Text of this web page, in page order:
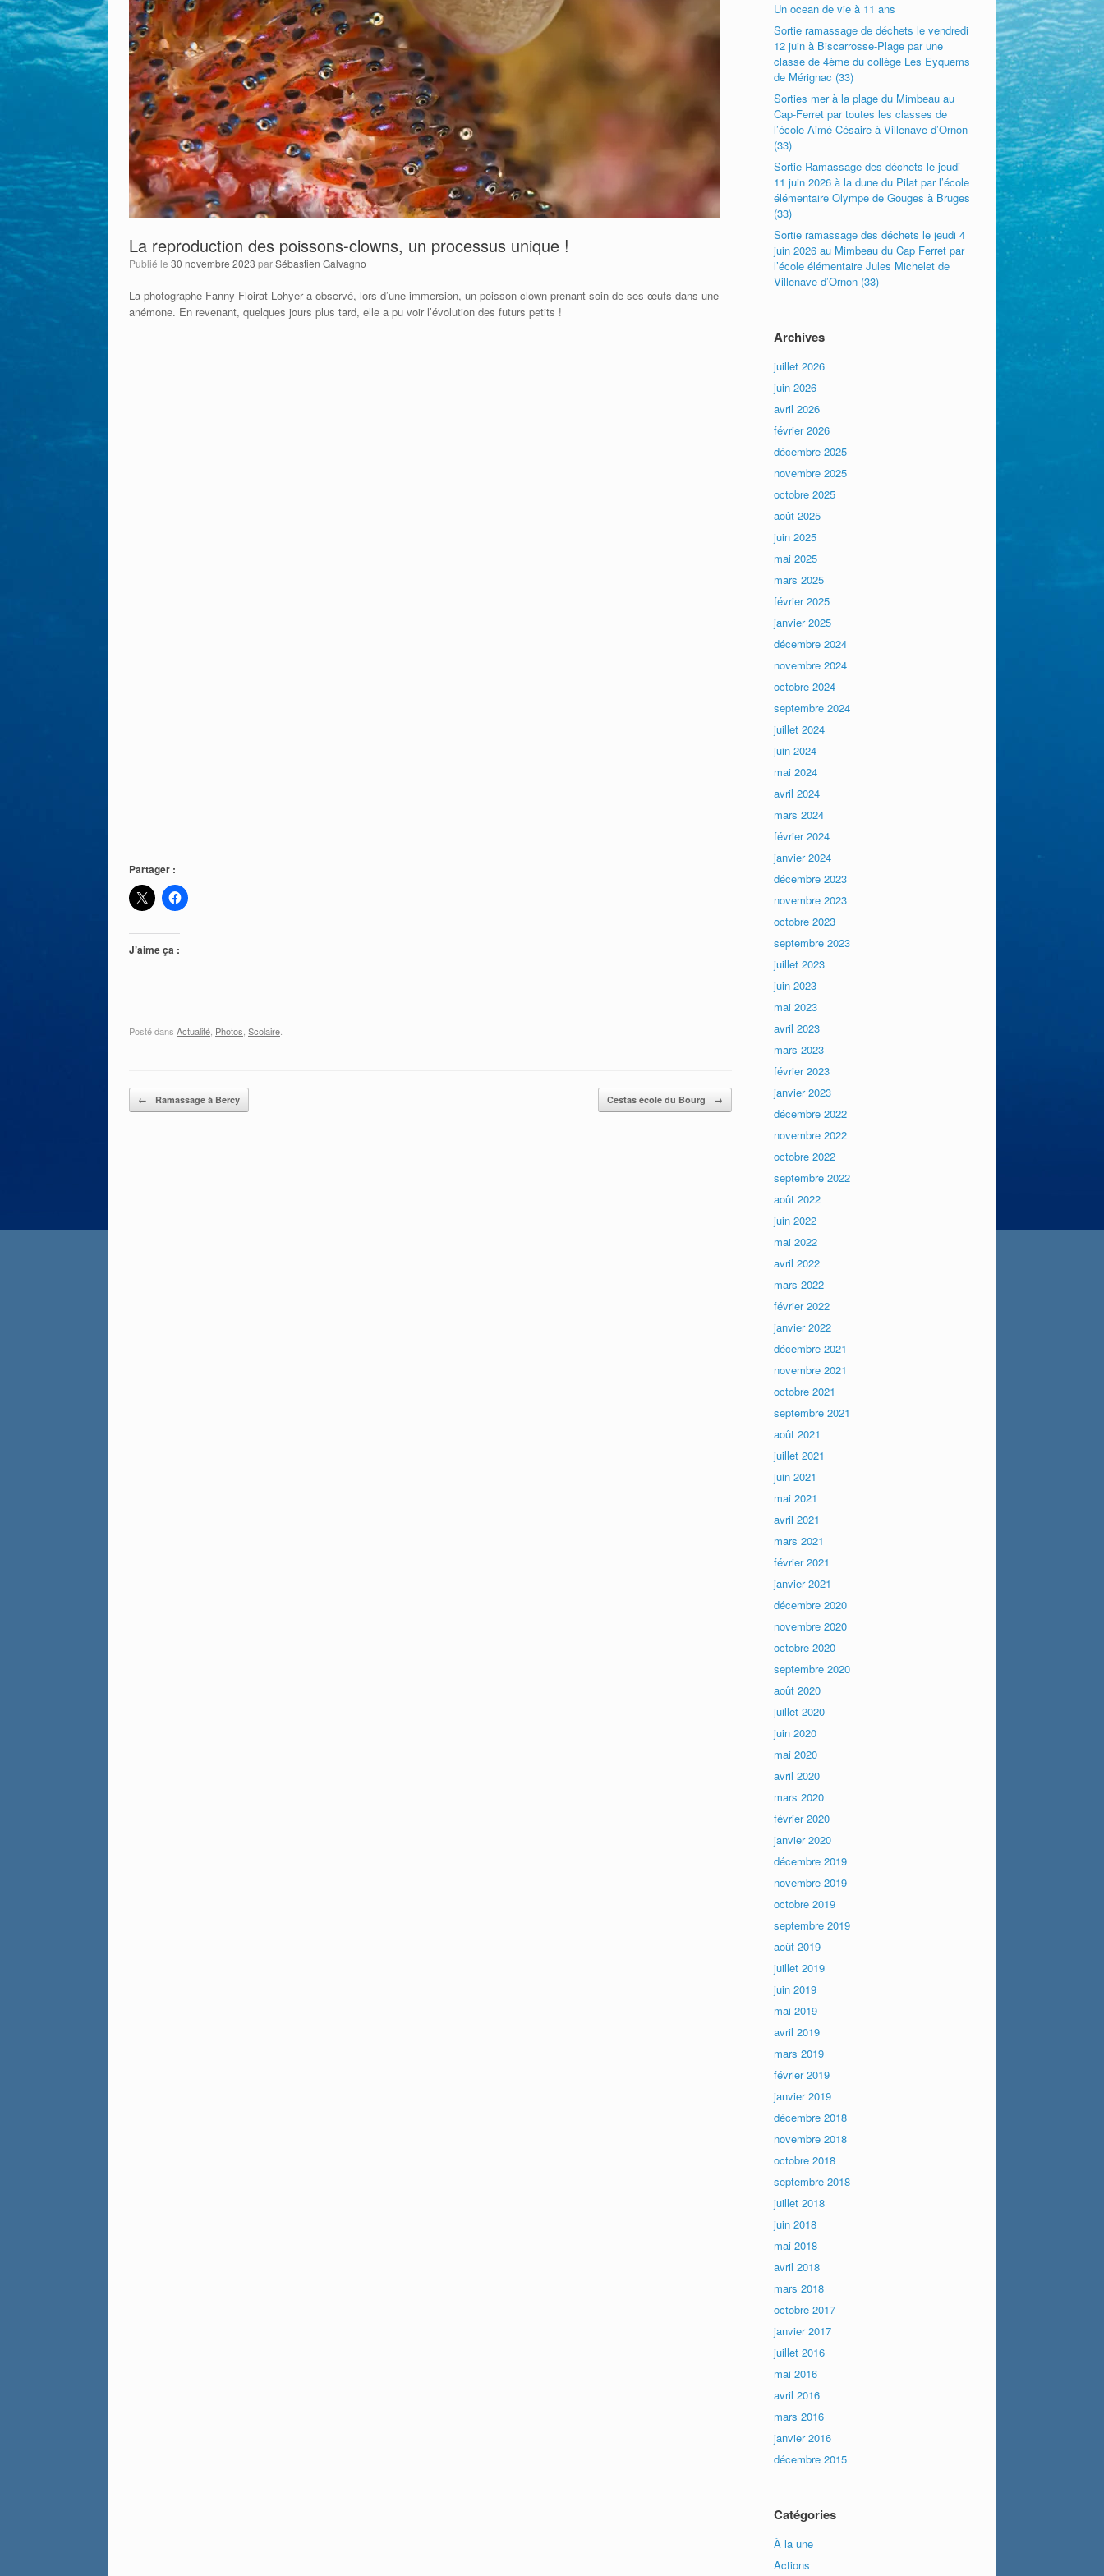
La reproduction des poissons-clowns, un processus unique !
Publié le 30 novembre 2023 parSébastien Galvagno
La photographe Fanny Floirat-Lohyer a observé, lors d’une immersion, un poisson-clown prenant soin de ses œufs dans une
anémone. En revenant, quelques jours plus tard, elle a pu voir l’évolution des futurs petits !
Partager :
J’aime ça :
Posté dans Actualité Photos Scolaire
Post navigation
← Ramassage à Bercy Cestas école du Bourg →
Un ocean de vie à 11 ans
Sortie ramassage de déchets le vendredi
12 juin à Biscarrosse-Plage par une
classe de 4ème du collège Les Eyquems
de Mérignac (33)
Sorties mer à la plage du Mimbeau au
Cap-Ferret par toutes les classes de
l’école Aimé Césaire à Villenave d’Ornon
(33)
Sortie Ramassage des déchets le jeudi
11 juin 2026 à la dune du Pilat par l’école
élémentaire Olympe de Gouges à Bruges
(33)
Sortie ramassage des déchets le jeudi 4
juin 2026 au Mimbeau du Cap Ferret par
l’école élémentaire Jules Michelet de
Villenave d’Ornon (33)
Archives
juillet 2026
juin 2026
avril 2026
février 2026
décembre 2025
novembre 2025
octobre 2025
août 2025
juin 2025
mai 2025
mars 2025
février 2025
janvier 2025
décembre 2024
novembre 2024
octobre 2024
septembre 2024
juillet 2024
juin 2024
mai 2024
avril 2024
mars 2024
février 2024
janvier 2024
décembre 2023
novembre 2023
octobre 2023
septembre 2023
juillet 2023
juin 2023
mai 2023
avril 2023
mars 2023
février 2023
janvier 2023
décembre 2022
novembre 2022
octobre 2022
septembre 2022
août 2022
juin 2022
mai 2022
avril 2022
mars 2022
février 2022
janvier 2022
décembre 2021
novembre 2021
octobre 2021
septembre 2021
août 2021
juillet 2021
juin 2021
mai 2021
avril 2021
mars 2021
février 2021
janvier 2021
décembre 2020
novembre 2020
octobre 2020
septembre 2020
août 2020
juillet 2020
juin 2020
mai 2020
avril 2020
mars 2020
février 2020
janvier 2020
décembre 2019
novembre 2019
octobre 2019
septembre 2019
août 2019
juillet 2019
juin 2019
mai 2019
avril 2019
mars 2019
février 2019
janvier 2019
décembre 2018
novembre 2018
octobre 2018
septembre 2018
juillet 2018
juin 2018
mai 2018
avril 2018
mars 2018
octobre 2017
janvier 2017
juillet 2016
mai 2016
avril 2016
mars 2016
janvier 2016
décembre 2015
Catégories
À la une
Actions